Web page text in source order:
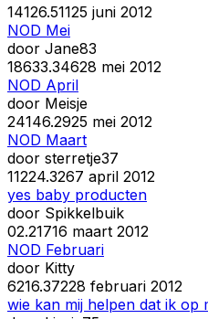
14126.51125 juni 2012
NOD Mei
door Jane83
18633.34628 mei 2012
NOD April
door Meisje
24146.2925 mei 2012
NOD Maart
door sterretje37
11224.3267 april 2012
yes baby producten
door Spikkelbuik
02.21716 maart 2012
NOD Februari
door Kitty
6216.37228 februari 2012
wie kan mij helpen dat ik op